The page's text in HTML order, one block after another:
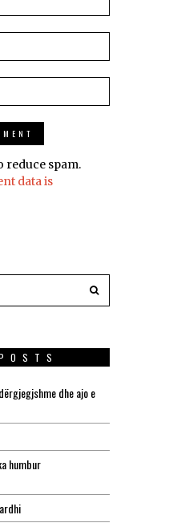
reduce spam.
data is
dhe ajo e
humbur